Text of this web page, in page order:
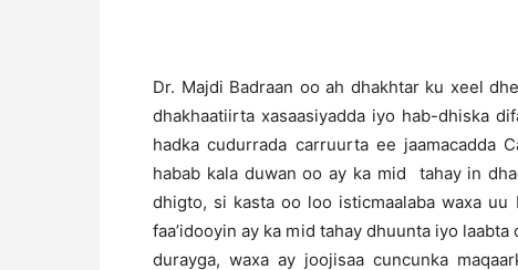
Dr. Majdi Badraan oo ah dhakhtar ku xeel
dhakhaatiirta xasaasiyadda iyo hab-dhiska
hadka cudurrada carruurta ee jaamacadda
habab kala duwan oo ay ka mid tahay in
dhigto, si kasta oo loo isticmaalaba waxa
faa’idooyin ay ka mid tahay dhuunta iyo
durayga, waxa ay joojisaa cuncunka